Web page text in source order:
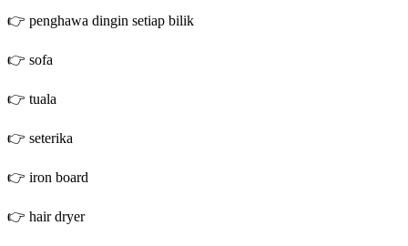
👉 penghawa dingin setiap bilik
👉 sofa
👉 tuala
👉 seterika
👉 iron board
👉 hair dryer